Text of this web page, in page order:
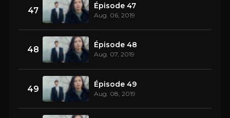
47 Épisode 47
Aug. 06, 2019
48 Épisode 48
Aug. 07, 2019
49 Épisode 49
Aug. 08, 2019